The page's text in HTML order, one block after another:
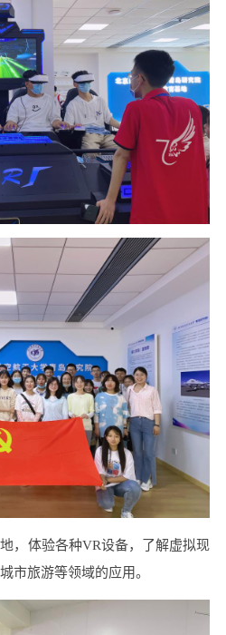
，体验各种VR设备，了解虚拟现
市旅游等领域的应用。